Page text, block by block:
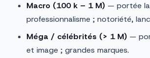
Macro (100 k – 1 M) — portée
professionnalisme ; notoriété,
Méga / célébrités (> 1 M) —
et image ; grandes marques.